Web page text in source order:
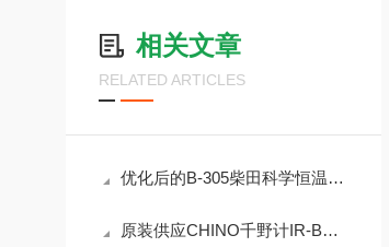
相关文章
RELATED ARTICLES
优化后的B-305柴田科学恒温水浴锅操作流程如下
原装供应CHINO千野计IR-BZP小型红外辐射温度